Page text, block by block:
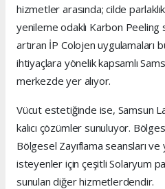
hizmetler arasında; cilde
yenileme odaklı Karbon Peeling
artıran İP Colojen uygulamaları
ihtiyaçlara yönelik kapsamlı
merkezde yer alıyor.
Vücut estetiğinde ise, Samsun
kalıcı çözümler sunuluyor.
Bölgesel Zayıflama seansları
isteyenler için çeşitli Solaryum
sunulan diğer hizmetlerdendir.